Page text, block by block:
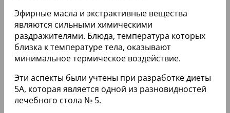
Эфирные масла и экстрактивные вещества
являются сильными химическими
раздражителями. Блюда, температура которых
близка к температуре тела, оказывают
минимальное термическое воздействие.
Эти аспекты были учтены при разработке диеты
5А, которая является одной из разновидностей
лечебного стола № 5.